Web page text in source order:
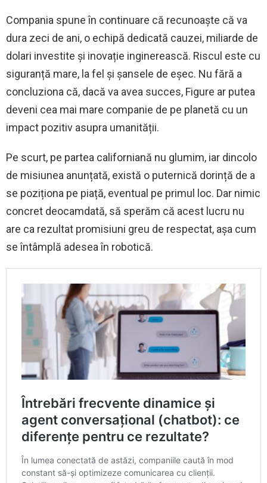
Compania spune în continuare că recunoaște că va
dura zeci de ani, o echipă dedicată cauzei, miliarde de
dolari investite și inovație inginerească. Riscul este cu
siguranță mare, la fel și șansele de eșec. Nu fără a
concluziona că, dacă va avea succes, Figure ar putea
deveni cea mai mare companie de pe planetă cu un
impact pozitiv asupra umanității.
Pe scurt, pe partea californiană nu glumim, iar dincolo
de misiunea anunțată, există o puternică dorință de a
se poziționa pe piață, eventual pe primul loc. Dar nimic
concret deocamdată, să sperăm că acest lucru nu
are ca rezultat promisiuni greu de respectat, așa cum
se întâmplă adesea în robotică.